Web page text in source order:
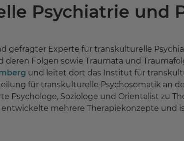
Psychiatrie und
gefragter Experte für transkulturelle
Folgen sowie Traumata und
und leitet dort das Institut für
für transkulturelle Psychosomatik an
Psychologe, Soziologe und Orientalist zu
mehrere Therapiekonzepte und